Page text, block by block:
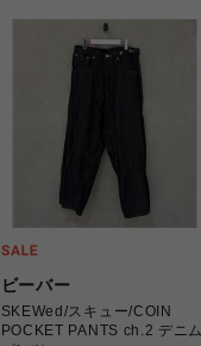
ビーバー
SKEWed/スキュー/COIN
POCKET PANTS ch.2 デニム